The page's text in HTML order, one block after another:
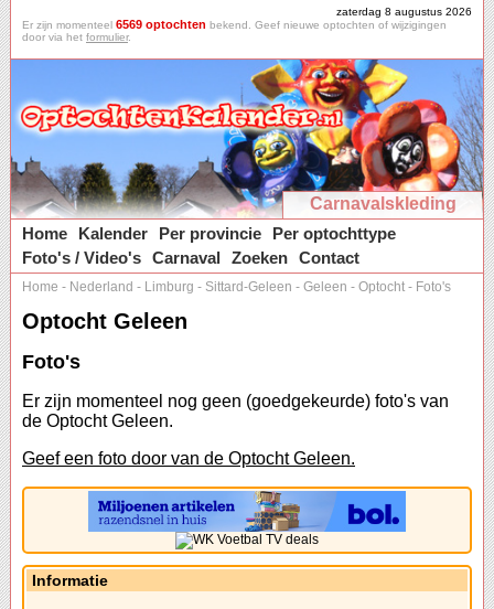
zaterdag 8 augustus 2026
Er zijn momenteel 6569 optochten bekend. Geef nieuwe optochten of wijzigingen
door via het formulier.
Carnavalskleding
Home
Kalender Per provincie
Per optochttype
Foto's / Video's Carnaval Zoeken Contact
Home - Nederland - Limburg - Sittard-Geleen - Geleen - Optocht - Foto's
Optocht Geleen
Foto's
Er zijn momenteel nog geen (goedgekeurde) foto's van
de Optocht Geleen.
Geef een foto door van de Optocht Geleen.
Informatie